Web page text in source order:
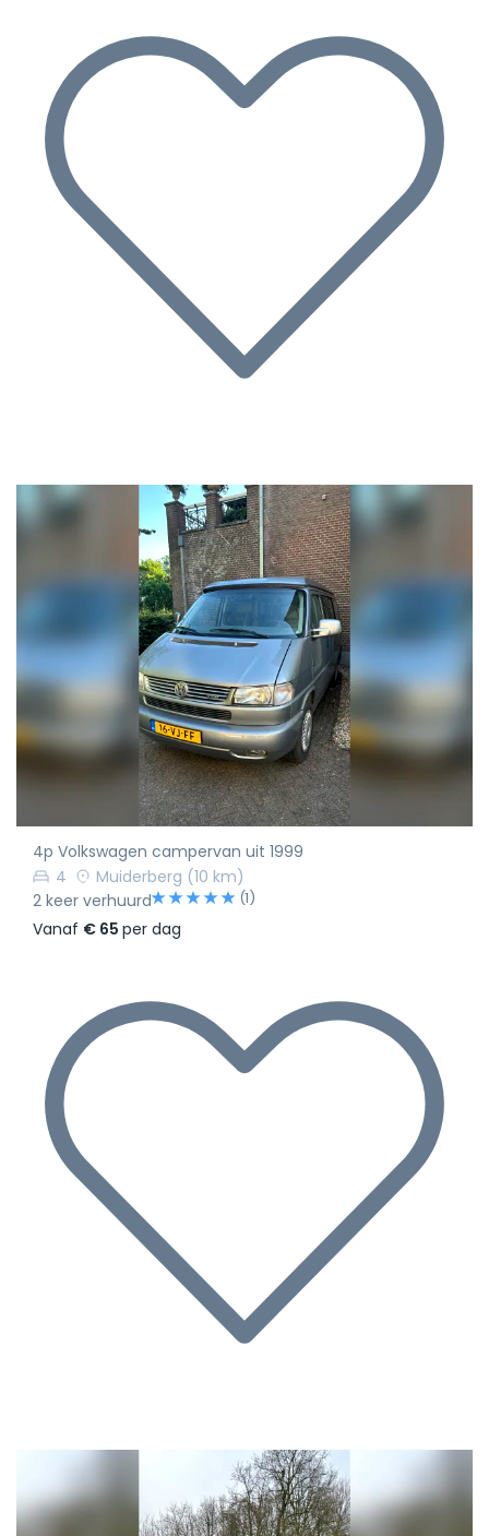
4p Volkswagen campervan uit 1999
4
Muiderberg (10 km)
2 keer verhuurd
(1)
Vanaf € 65 per dag